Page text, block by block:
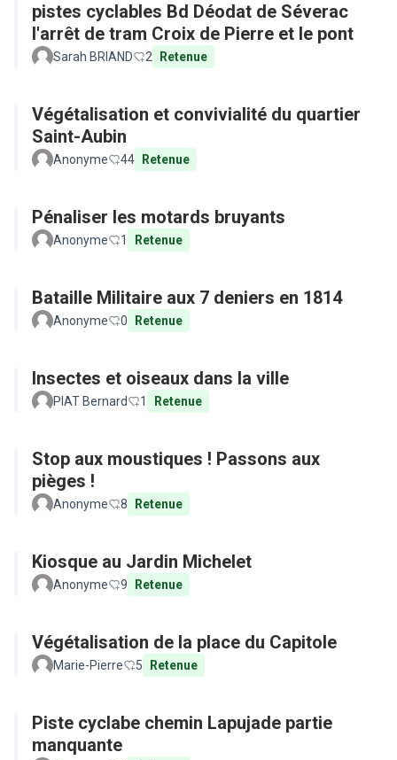
pistes cyclables Bd Déodat de Séverac
l'arrêt de tram Croix de Pierre et le pont
Sarah BRIAND 2 Retenue
Végétalisation et convivialité du quartier
Saint-Aubin
Anonyme 44 Retenue
Pénaliser les motards bruyants
Anonyme 1 Retenue
Bataille Militaire aux 7 deniers en 1814
Anonyme 0 Retenue
Insectes et oiseaux dans la ville
PIAT Bernard 1 Retenue
Stop aux moustiques ! Passons aux
pièges !
Anonyme 8 Retenue
Kiosque au Jardin Michelet
Anonyme 9 Retenue
Végétalisation de la place du Capitole
Marie-Pierre 5 Retenue
Piste cyclabe chemin Lapujade partie
manquante